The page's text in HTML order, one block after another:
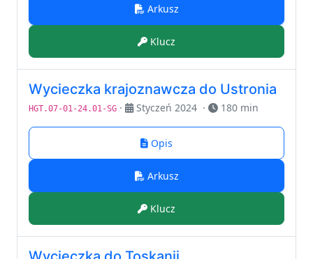
Arkusz
Klucz
Wycieczka krajoznawcza do Ustronia
HGT.07-01-24.01-SG · Styczeń 2024 · 180 min
Opis
Arkusz
Klucz